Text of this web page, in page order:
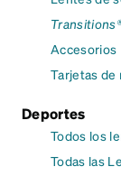
Accesorios
Tarjetas de
Deportes
Todos los
Todas las